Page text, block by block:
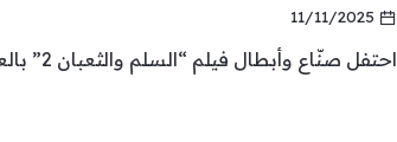
11/11/2025
احتفل صنّاع وأبطال فيلم “السلم والثعبان 2” بالعرض الخاص للعمل...